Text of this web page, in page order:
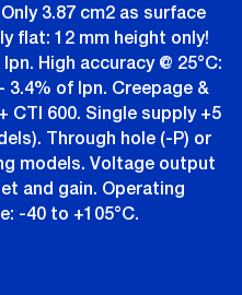
3.87 cm2 as surface
flat: 12 mm height only!
High accuracy @ 25°C:
3.4% of Ipn. Creepage &
CTI 600. Single supply +5
Through hole (-P) or
models. Voltage output
and gain. Operating
-40 to +105°C.